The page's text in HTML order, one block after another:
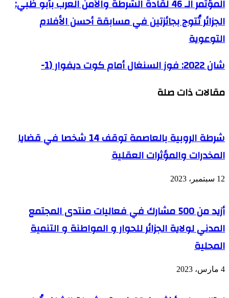
الـ
46
لقادة
الشرطة
بأبو
الجزائر
تُتوج
أحسن
الأفلام
التوعوية
المؤتمر الـ 46 لقادة الشرطة والأمن العرب بأبو ظبي:
الجزائر تُتوج بجائزتين في مسابقة أحسن الأفلام
التوعوية
شان
2022:
السنغال
شان 2022: فوز السنغال أمام كوت ديفوار (1-
مقالات ذات صلة
شرطة الروبية بالعاصمة توقف 14 شخصا في قضايا
المخدرات والمؤثرات العقلية
12 سبتمبر، 2023
أزيد من 500 مشارك في فعاليات منتدى المجتمع
المدني لولاية الجزائر للحوار و المواطنة و التنمية
المحلية
4 مارس، 2023